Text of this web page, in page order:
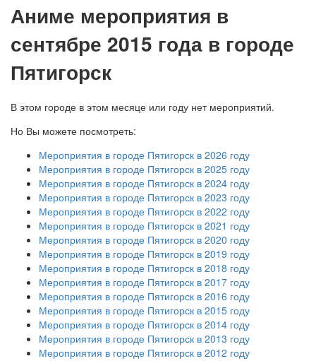
Аниме мероприятия в
сентябре 2015 года в городе
Пятигорск
В этом городе в этом месяце или году нет мероприятий.
Но Вы можете посмотреть:
Мероприятия в городе Пятигорск в 2026 году
Мероприятия в городе Пятигорск в 2025 году
Мероприятия в городе Пятигорск в 2024 году
Мероприятия в городе Пятигорск в 2023 году
Мероприятия в городе Пятигорск в 2022 году
Мероприятия в городе Пятигорск в 2021 году
Мероприятия в городе Пятигорск в 2020 году
Мероприятия в городе Пятигорск в 2019 году
Мероприятия в городе Пятигорск в 2018 году
Мероприятия в городе Пятигорск в 2017 году
Мероприятия в городе Пятигорск в 2016 году
Мероприятия в городе Пятигорск в 2015 году
Мероприятия в городе Пятигорск в 2014 году
Мероприятия в городе Пятигорск в 2013 году
Мероприятия в городе Пятигорск в 2012 году